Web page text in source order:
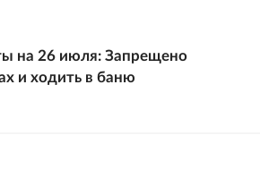
на 26 июля: Запрещено
и ходить в баню